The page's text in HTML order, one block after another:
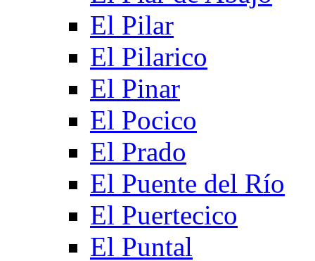
El Pilar
El Pilarico
El Pinar
El Pocico
El Prado
El Puente del Río
El Puertecico
El Puntal